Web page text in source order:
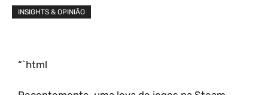
INSIGHTS & OPINIÃO
“`html